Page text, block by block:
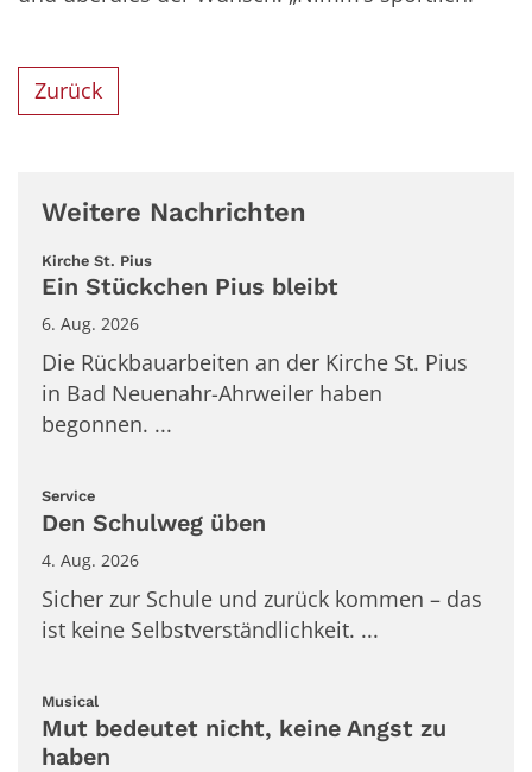
Zurück
Weitere Nachrichten
Kirche St. Pius:
Ein Stückchen Pius bleibt
6. Aug. 2026
Die Rückbauarbeiten an der Kirche St. Pius
in Bad Neuenahr-Ahrweiler haben
begonnen. ...
Service:
Den Schulweg üben
4. Aug. 2026
Sicher zur Schule und zurück kommen – das
ist keine Selbstverständlichkeit. ...
Musical:
Mut bedeutet nicht, keine Angst zu
haben